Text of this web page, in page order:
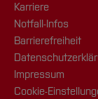
Karriere
Notfall-Infos
Barrierefreiheit
Impressum
Cookie-